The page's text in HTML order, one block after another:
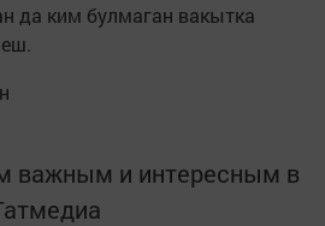
да ким булмаган вакытка
важным и интересным в